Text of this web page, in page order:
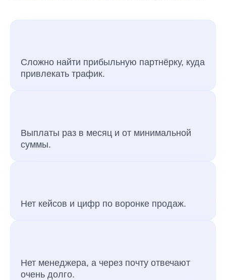
Сложно найти прибыльную партнёрку, куда
привлекать трафик.
Выплаты раз в месяц и от минимальной
суммы.
Нет кейсов и цифр по воронке продаж.
Нет менеджера, а через почту отвечают
очень долго.